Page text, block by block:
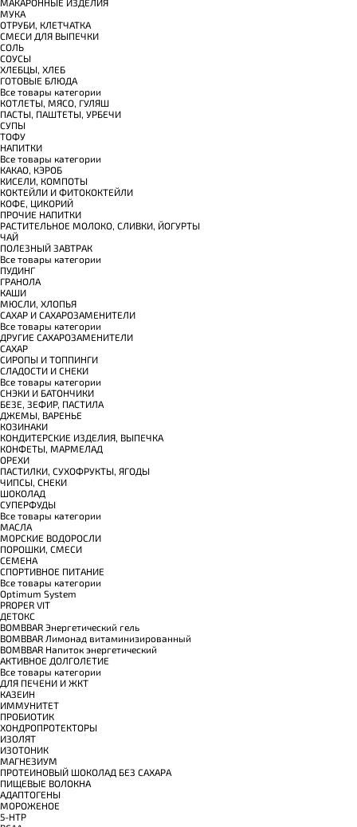
МУКА
ОТРУБИ, КЛЕТЧАТКА
СМЕСИ ДЛЯ ВЫПЕЧКИ
СОЛЬ
СОУСЫ
ХЛЕБЦЫ, ХЛЕБ
ГОТОВЫЕ БЛЮДА
Все товары категории
КОТЛЕТЫ, МЯСО, ГУЛЯШ
ПАСТЫ, ПАШТЕТЫ, УРБЕЧИ
СУПЫ
ТОФУ
НАПИТКИ
Все товары категории
КАКАО, КЭРОБ
КИСЕЛИ, КОМПОТЫ
КОКТЕЙЛИ И ФИТОКОКТЕЙЛИ
КОФЕ, ЦИКОРИЙ
ПРОЧИЕ НАПИТКИ
РАСТИТЕЛЬНОЕ МОЛОКО, СЛИВКИ, ЙОГУРТЫ
ЧАЙ
ПОЛЕЗНЫЙ ЗАВТРАК
Все товары категории
ПУДИНГ
ГРАНОЛА
КАШИ
МЮСЛИ, ХЛОПЬЯ
САХАР И САХАРОЗАМЕНИТЕЛИ
Все товары категории
ДРУГИЕ САХАРОЗАМЕНИТЕЛИ
САХАР
СИРОПЫ И ТОППИНГИ
СЛАДОСТИ И СНЕКИ
Все товары категории
СНЭКИ И БАТОНЧИКИ
БЕЗЕ, ЗЕФИР, ПАСТИЛА
ДЖЕМЫ, ВАРЕНЬЕ
КОЗИНАКИ
КОНДИТЕРСКИЕ ИЗДЕЛИЯ, ВЫПЕЧКА
КОНФЕТЫ, МАРМЕЛАД
ОРЕХИ
ПАСТИЛКИ, СУХОФРУКТЫ, ЯГОДЫ
ЧИПСЫ, СНЕКИ
ШОКОЛАД
СУПЕРФУДЫ
Все товары категории
МАСЛА
МОРСКИЕ ВОДОРОСЛИ
ПОРОШКИ, СМЕСИ
СЕМЕНА
СПОРТИВНОЕ ПИТАНИЕ
Все товары категории
Optimum System
PROPER VIT
ДЕТОКС
BOMBBAR Энергетический гель
BOMBBAR Лимонад витаминизированный
BOMBBAR Напиток энергетический
АКТИВНОЕ ДОЛГОЛЕТИЕ
Все товары категории
ДЛЯ ПЕЧЕНИ И ЖКТ
КАЗЕИН
ИММУНИТЕТ
ПРОБИОТИК
ХОНДРОПРОТЕКТОРЫ
ИЗОЛЯТ
ИЗОТОНИК
МАГНЕЗИУМ
ПРОТЕИНОВЫЙ ШОКОЛАД БЕЗ САХАРА
ПИЩЕВЫЕ ВОЛОКНА
АДАПТОГЕНЫ
МОРОЖЕНОЕ
5-HTP